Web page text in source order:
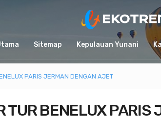
Sitemap Kepulauan Yunani
PARIS JERMAN DENGAN AJET
TUR BENELUX